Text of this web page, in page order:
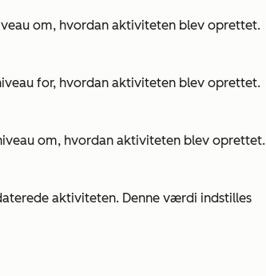
om, hvordan aktiviteten blev oprettet.
for, hvordan aktiviteten blev oprettet.
om, hvordan aktiviteten blev oprettet.
aktiviteten. Denne værdi indstilles